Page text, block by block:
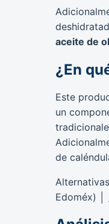
aceite de
¿En
Este
un
de
Edoméx) │